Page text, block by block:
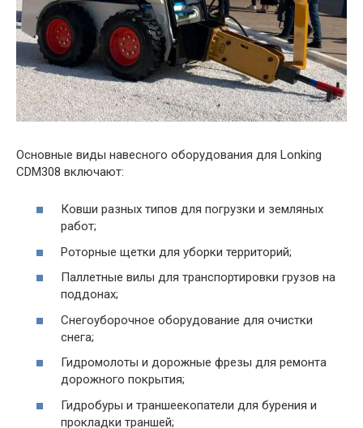
Основные виды навесного оборудования для Lonking
CDM308 включают:
Ковши разных типов для погрузки и земляных
работ;
Роторные щетки для уборки территорий;
Паллетные вилы для транспортировки грузов на
поддонах;
Снегоуборочное оборудование для очистки
снега;
Гидромолоты и дорожные фрезы для ремонта
дорожного покрытия;
Гидробуры и траншеекопатели для бурения и
прокладки траншей;